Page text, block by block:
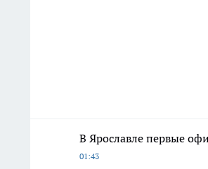
В Ярославле первые
01:43